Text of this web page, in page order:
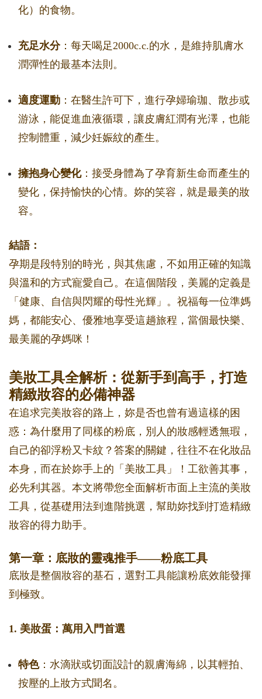
化）的食物。
充足水分：每天喝足2000c.c.的水，是維持肌膚水
潤彈性的最基本法則。
適度運動 ：在醫生許可下，進行孕婦瑜珈、散步或
游泳，能促進血液循環，讓皮膚紅潤有光澤，也能
控制體重，減少妊娠紋的產生。
擁抱身心變化：接受身體為了孕育新生命而產生的
變化，保持愉快的心情。妳的笑容，就是最美的妝
容。
結語：
孕期是段特別的時光，與其焦慮，不如用正確的知識
與溫和的方式寵愛自己。在這個階段，美麗的定義是
「健康、自信與閃耀的母性光輝」。祝福每一位準媽
媽，都能安心、優雅地享受這趟旅程，當個最快樂、
最美麗的孕媽咪！
美妝工具全解析：從新手到高手，打造
精緻妝容的必備神器
在追求完美妝容的路上，妳是否也曾有過這樣的困
惑：為什麼用了同樣的粉底，別人的妝感輕透無瑕，
自己的卻浮粉又卡紋？答案的關鍵，往往不在化妝品
本身，而在於妳手上的「美妝工具」！工欲善其事，
必先利其器。本文將帶您全面解析市面上主流的美妝
工具，從基礎用法到進階挑選，幫助妳找到打造精緻
妝容的得力助手。
第一章：底妝的靈魂推手——粉底工具
底妝是整個妝容的基石，選對工具能讓粉底效能發揮
到極致。
1. 美妝蛋：萬用入門首選
特色：水滴狀或切面設計的親膚海綿，以其輕拍、
按壓的上妝方式聞名。